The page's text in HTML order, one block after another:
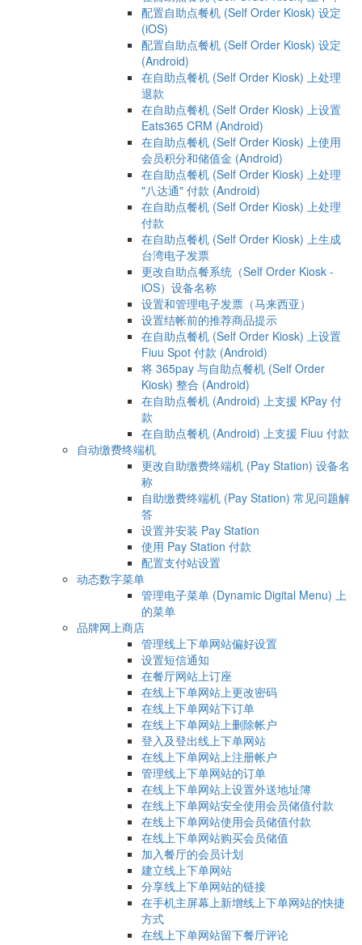
配置自助点餐机 (Self Order Kiosk) 设定
(iOS)
配置自助点餐机 (Self Order Kiosk) 设定
(Android)
在自助点餐机 (Self Order Kiosk) 上处理
退款
在自助点餐机 (Self Order Kiosk) 上设置
Eats365 CRM (Android)
在自助点餐机 (Self Order Kiosk) 上使用
会员积分和储值金 (Android)
在自助点餐机 (Self Order Kiosk) 上处理
"八达通" 付款 (Android)
在自助点餐机 (Self Order Kiosk) 上处理
付款
在自助点餐机 (Self Order Kiosk) 上生成
台湾电子发票
更改自助点餐系统（Self Order Kiosk -
iOS）设备名称
设置和管理电子发票（马来西亚）
设置结帐前的推荐商品提示
在自助点餐机 (Self Order Kiosk) 上设置
Fiuu Spot 付款 (Android)
将 365pay 与自助点餐机 (Self Order
Kiosk) 整合 (Android)
在自助点餐机 (Android) 上支援 KPay 付
款
在自助点餐机 (Android) 上支援 Fiuu 付款
自动缴费终端机
更改自助缴费终端机 (Pay Station) 设备名
称
自助缴费终端机 (Pay Station) 常见问题解
答
设置并安装 Pay Station
使用 Pay Station 付款
配置支付站设置
动态数字菜单
管理电子菜单 (Dynamic Digital Menu) 上
的菜单
品牌网上商店
管理线上下单网站偏好设置
设置短信通知
在餐厅网站上订座
在线上下单网站上更改密码
在线上下单网站下订单
在线上下单网站上删除帐户
登入及登出线上下单网站
在线上下单网站上注册帐户
管理线上下单网站的订单
在线上下单网站上设置外送地址簿
在线上下单网站安全使用会员储值付款
在线上下单网站使用会员储值付款
在线上下单网站购买会员储值
加入餐厅的会员计划
建立线上下单网站
分享线上下单网站的链接
在手机主屏幕上新增线上下单网站的快捷
方式
在线上下单网站留下餐厅评论